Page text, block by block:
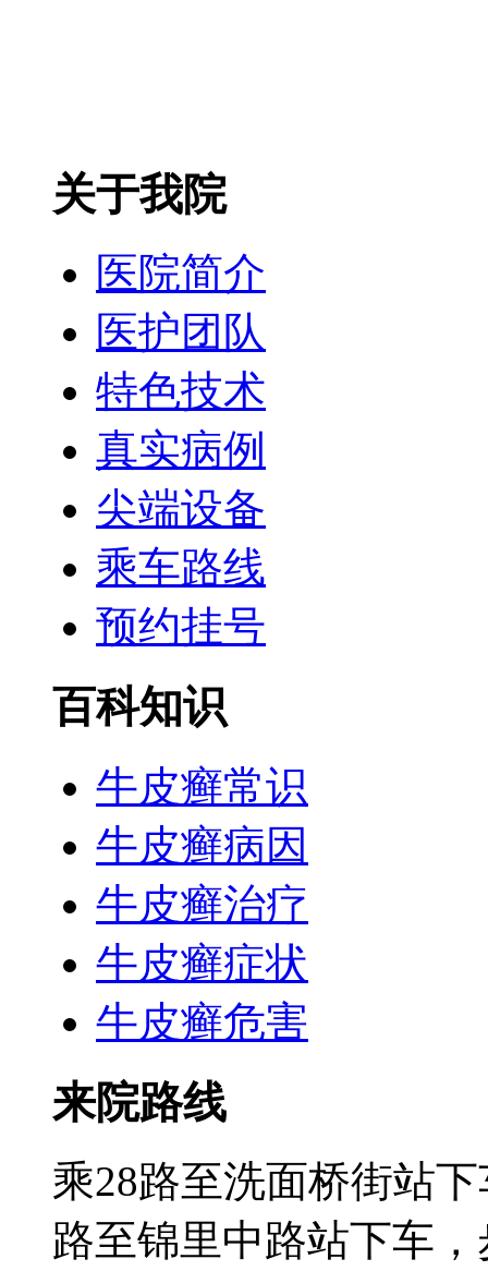
关于我院
医院简介
医护团队
特色技术
真实病例
尖端设备
乘车路线
预约挂号
百科知识
牛皮癣常识
牛皮癣病因
牛皮癣治疗
牛皮癣症状
牛皮癣危害
来院路线
乘28路至洗面桥街站
路至锦里中路站下车